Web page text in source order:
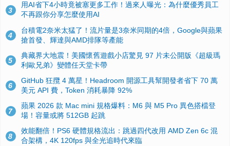
3
用AI省下4小時竟被塞更多工作！過來人曝光：為什麼優秀員工
不再跟你分享怎麼使用AI
4
台積電2奈米太猛了！流片量是3奈米同期的4倍，Google與蘋果
搶首發、輝達與AMD排隊等產能
5
典藏界大地震！美國懷舊遊戲小店驚見 97 片未公開版《超級瑪
利歐兄弟》變體任天堂卡帶
6
GitHub 狂攬 4 萬星！Headroom 開源工具幫開發者省下 70 萬
美元 API 費，Token 消耗暴降 92%
7
蘋果 2026 款 Mac mini 規格爆料：M6 與 M5 Pro 異色搭檔登
場！容量或將 512GB 起跳
8
效能翻倍！PS6 硬體規格流出：跳過四代改用 AMD Zen 6c 混
合架構，4K 120fps 與全光追時代來臨